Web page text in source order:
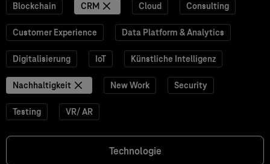
Blockchain CRM Cloud Consulting
Customer Experience Data Platform & Analytics
Digitalisierung IoT Künstliche Intelligenz
Nachhaltigkeit New Work Security
Testing VR/ AR
Technologie